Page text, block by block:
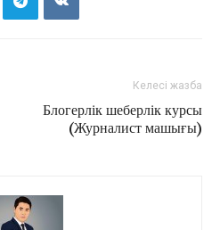
Келесі жазба
Блогерлік шеберлік курсы
(Журналист машығы)